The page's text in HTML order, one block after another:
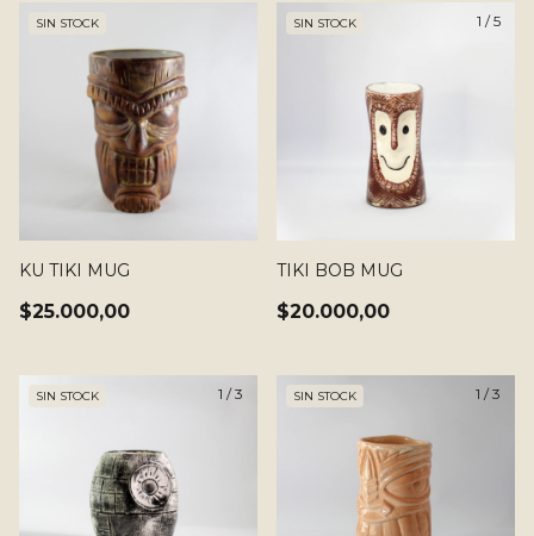
SIN STOCK
KU TIKI MUG
$25.000,00
1 /5
SIN STOCK
TIKI BOB MUG
$20.000,00
1 /3
SIN STOCK 1 /3
SIN STOCK